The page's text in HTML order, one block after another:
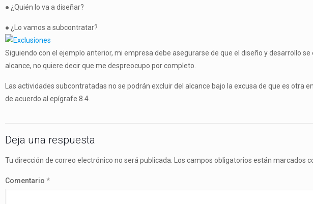
● ¿Quién lo va a diseñar?
● ¿Lo vamos a subcontratar?
Siguiendo con el ejemplo anterior, mi empresa debe asegurarse de que el diseño y desarrollo
alcance, no quiere decir que me despreocupo por completo.
Las actividades subcontratadas no se podrán excluir del alcance bajo la excusa de que es
de acuerdo al epígrafe 8.4.
Deja una respuesta
Tu dirección de correo electrónico no será publicada. Los campos obligatorios están marcados
Comentario *